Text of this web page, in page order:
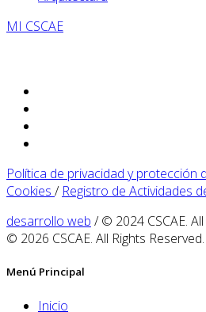
MI CSCAE
Política de privacidad y protección
Cookies / Registro de Actividades
desarrollo web / © 2024 CSCAE.
© 2026 CSCAE. All Rights Reserved.
Menú Principal
Inicio